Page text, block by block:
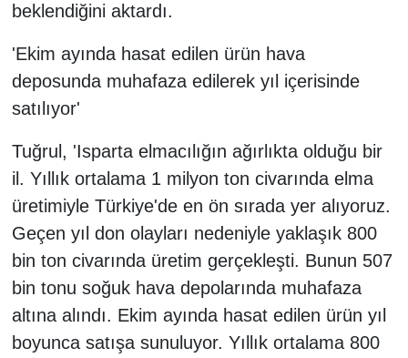
beklendiğini aktardı.
'Ekim ayında hasat edilen ürün hava
deposunda muhafaza edilerek yıl içerisinde
satılıyor'
Tuğrul, 'Isparta elmacılığın ağırlıkta olduğu bir
il. Yıllık ortalama 1 milyon ton civarında elma
üretimiyle Türkiye'de en ön sırada yer alıyoruz.
Geçen yıl don olayları nedeniyle yaklaşık 800
bin ton civarında üretim gerçekleşti. Bunun 507
bin tonu soğuk hava depolarında muhafaza
altına alındı. Ekim ayında hasat edilen ürün yıl
boyunca satışa sunuluyor. Yıllık ortalama 800